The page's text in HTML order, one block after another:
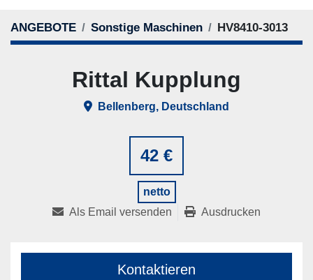
ANGEBOTE Sonstige Maschinen HV8410-3013
42 €
netto
Rittal Kupplung
Bellenberg, Deutschland
Als Email versenden Ausdrucken
Kontaktieren